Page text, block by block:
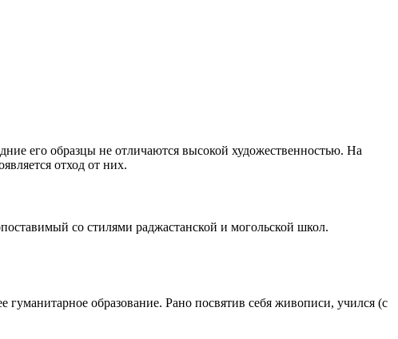
его образцы не отличаются высокой художественностью. На
отход от них.
со стилями раджастанской и могольской школ.
образование. Рано посвятив себя живописи, учился (с